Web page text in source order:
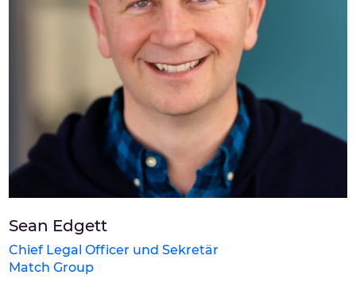
Sean Edgett
Chief Legal Officer und Sekretär
Match Group